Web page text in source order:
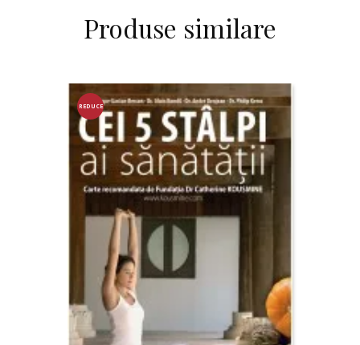
Produse similare
REDUCE
RE!